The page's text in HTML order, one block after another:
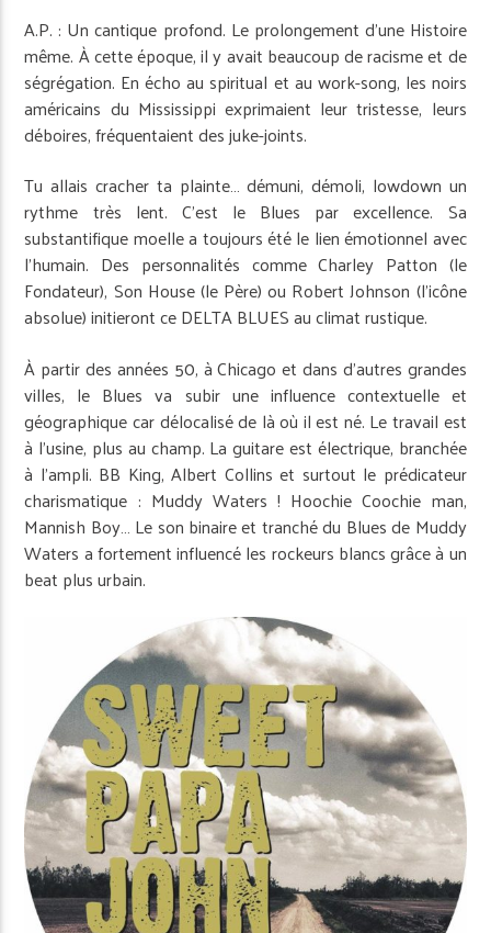
A.P. : Un cantique profond. Le prolongement d’une Histoire
même. À cette époque, il y avait beaucoup de racisme et de
ségrégation. En écho au spiritual et au work-song, les noirs
américains du Mississippi exprimaient leur tristesse, leurs
déboires, fréquentaient des juke-joints.
Tu allais cracher ta plainte… démuni, démoli, lowdown un
rythme très lent. C’est le Blues par excellence. Sa
substantifique moelle a toujours été le lien émotionnel avec
l’humain. Des personnalités comme Charley Patton (le
Fondateur), Son House (le Père) ou Robert Johnson (l’icône
absolue) initieront ce DELTA BLUES au climat rustique.
À partir des années 50, à Chicago et dans d’autres grandes
villes, le Blues va subir une influence contextuelle et
géographique car délocalisé de là où il est né. Le travail est
à l’usine, plus au champ. La guitare est électrique, branchée
à l’ampli. BB King, Albert Collins et surtout le prédicateur
charismatique : Muddy Waters ! Hoochie Coochie man,
Mannish Boy… Le son binaire et tranché du Blues de Muddy
Waters a fortement influencé les rockeurs blancs grâce à un
beat plus urbain.